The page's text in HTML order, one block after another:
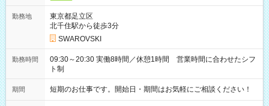
勤務地
東京都足立区
北千住駅から徒歩3分
SWAROVSKI
勤務時間
09:30～20:30 実働8時間／休憩1時間 営業時間に合わせたシフ
ト制
期間 短期のお仕事です。開始日・期間はお気軽にご相談ください！